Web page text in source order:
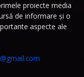
proiecte media
de informare și o
aspecte ale